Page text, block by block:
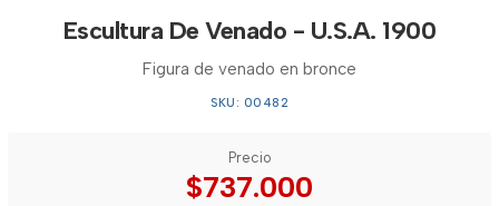
Escultura De Venado - U.S.A. 1900
Figura de venado en bronce
SKU: 00482
Precio
$737.000